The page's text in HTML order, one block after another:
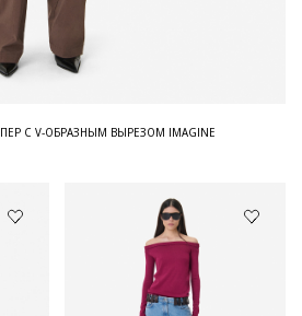
С V-ОБРАЗНЫМ ВЫРЕЗОМ IMAGINE